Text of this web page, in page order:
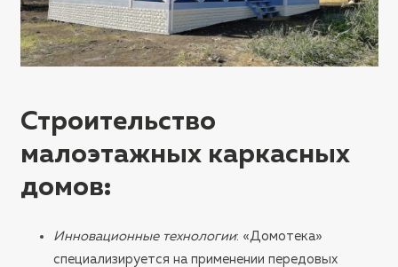
Строительство
малоэтажных каркасных
домов:
Инновационные технологии: «Домотека»
специализируется на применении передовых